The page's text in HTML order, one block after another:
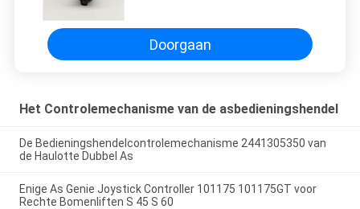
Doorgaan
Het Controlemechanisme van de asbedieningshendel
De Bedieningshendelcontrolemechanisme 2441305350 van
de Haulotte Dubbel As
Enige As Genie Joystick Controller 101175 101175GT voor
Rechte Bomenliften S 45 S 60